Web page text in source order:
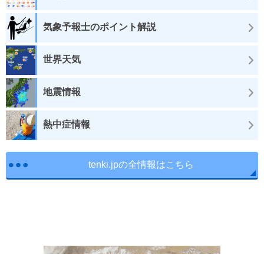
気象予報士のポイント解説
世界天気
地震情報
熱中症情報
tenki.jpの全情報はこちら